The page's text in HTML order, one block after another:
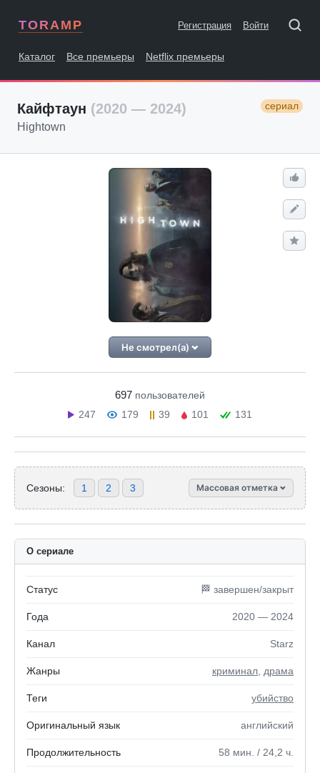
TORAMP Регистрация Войти
Каталог Все премьеры Netflix премьеры
Кайфтаун (2020 — 2024) сериал
Hightown
Не смотрел(а)
697 пользователей
247
179 39 101 131
Сезоны: 1 2 3 Массовая отметка
О сериале
Статус 🏁 завершен/закрыт
Года 2020 — 2024
Канал Starz
Жанры криминал драма
Теги убийство
Оригинальный язык английский
Продолжительность 58 мин. / 24,2 ч.